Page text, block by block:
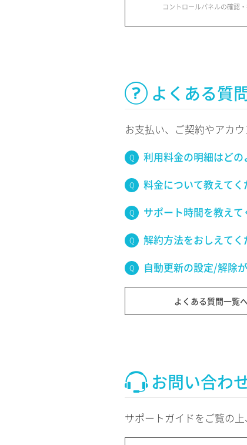
コントロールパネルの確認
よくある質
お支払い、ご契約やアカ
利用料金の明細はど
料金について教えてく
サポート時間を教えて
解約方法をおしえてく
自動更新の設定/解除
よくある質問一覧へ
お問い合わ
サポートガイドをご覧の